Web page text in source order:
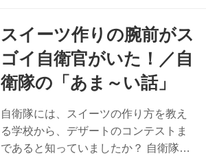
スイーツ作りの腕前がス
ゴイ自衛官がいた！／自
衛隊の「あま～い話」
自衛隊には、スイーツの作り方を教え
る学校から、デザートのコンテストま
であると知っていましたか？ 自衛隊と